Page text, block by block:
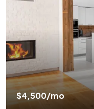
$4,500/mo